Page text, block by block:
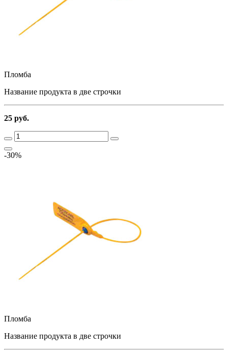
Пломба
Название продукта в две строчки
25 руб.
-30%
Пломба
Название продукта в две строчки